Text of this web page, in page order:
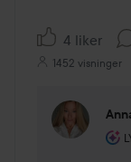
4 liker
1452 visninger